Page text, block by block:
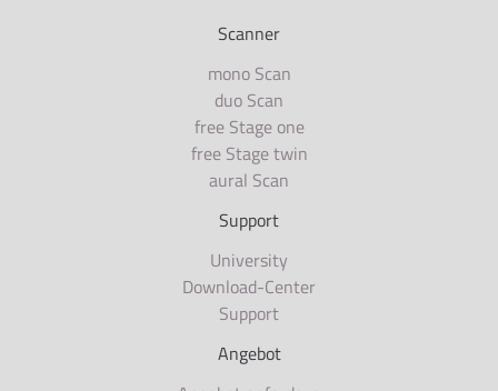
Scanner
mono Scan
duo Scan
free Stage one
free Stage twin
aural Scan
Support
University
Download-Center
Support
Angebot